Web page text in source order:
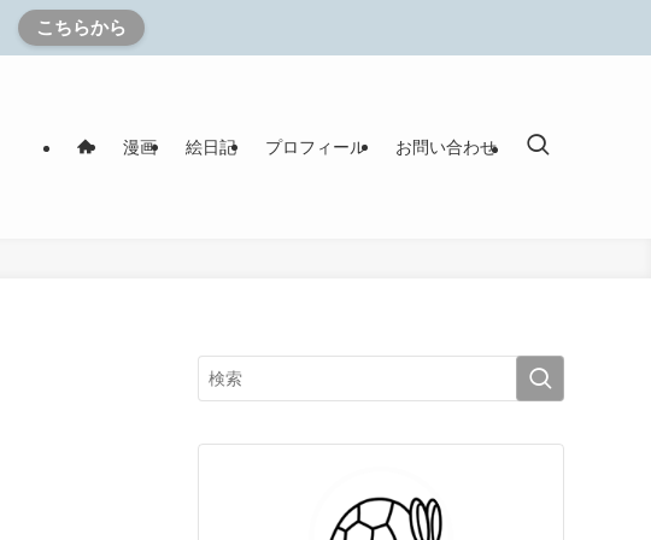
こちらから
漫画 絵日記 プロフィール お問い合わせ